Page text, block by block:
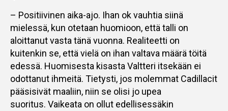
– Positiivinen aika-ajo. Ihan ok vauhtia siinä
mielessä, kun otetaan huomioon, että talli on
aloittanut vasta tänä vuonna. Realiteetti on
kuitenkin se, että vielä on ihan valtava määrä töitä
edessä. Huomisesta kisasta Valtteri itsekään ei
odottanut ihmeitä. Tietysti, jos molemmat Cadillacit
pääsisivät maaliin, niin se olisi jo upea
suoritus. Vaikeata on ollut edellisessäkin